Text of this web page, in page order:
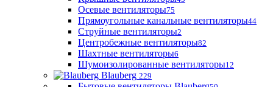
Осевые вентиляторы75
Прямоугольные канальные вентиляторы44
Струйные вентиляторы2
Центробежные вентиляторы82
Шахтные вентиляторы6
Шумоизолированные вентиляторы12
Blauberg 229